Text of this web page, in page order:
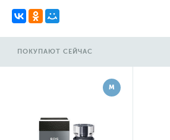
ПОКУПАЮТ СЕЙЧАС
М